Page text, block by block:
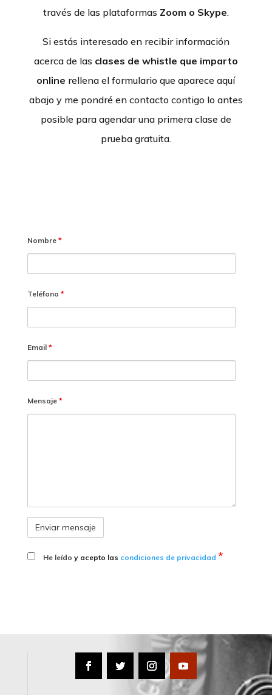
través de las plataformas Zoom o Skype.
Si estás interesado en recibir información
acerca de las clases de whistle que imparto
online rellena el formulario que aparece aquí
abajo y me pondré en contacto contigo lo antes
posible para agendar una primera clase de
prueba gratuita.
Nombre *
Teléfono *
Email *
Mensaje *
He leído y acepto las condiciones de privacidad *